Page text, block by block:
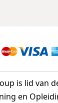
is lid van
en